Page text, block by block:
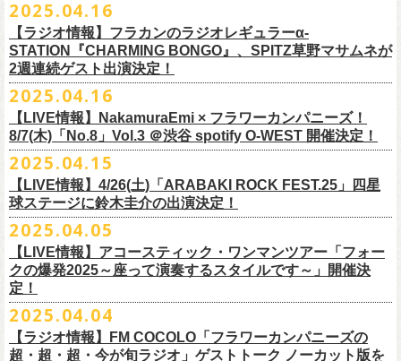
12月13日(土) 盛岡CLUB CHANGE WAVE 16:30/17:00
12月14日(日) 弘前KEEP THE BEAT 15:30/16:00
12月21日(日) 京都磔磔 15:30/16:00
12月22日(月) 京都磔磔 18:30/19:00
2026年
1月17日(土) 長野CLUB JUNK BOX 16:30/17:00
1月18日(日) 千葉LOOK 15:30/16:00
1月24日(土) 高知X-pt. 16:30/17:00
1月25日(日) 広島SECOND CRUTCH 15:30/16:00
1月27日(火) 四日市CLUB CHAOS 18:30/19:00
1月31日(土) 札幌近松 16:30/17:00
2月4日(水) 下北沢シェルター 18:30/19:00
2月14日(土) 大阪バナナホール 16:30/17:00
2月15日(日) 岡山ペパーランド 15:30/16:00
2月21日(土) 別府Copper Ravens 16:30/17:00
2月22日(日) 福岡CB 15:30/16:00
2月24日(火) 豊橋Club KNOT 18:30/19:00
2月28日(土) 新潟GOLDEN PIGGS BLACK 16:30/17:00
い。
・受付終了した場合は当HPでお知らせさせていただくため、受付状況確
認のためのお電話でのお問い合わせは固くお断りいたします。
・イベントチケットの分配、転売、複製、譲渡、偽造行為は一切禁止と
させていただきます。それらの行為が発覚した場合は無効とさせていた
だき、入場をお断りいたします。
・対象商品の営利・転売目的でのご購入は禁止しております。またイベ
ント参加後、フリーマーケットサイト、フリマアプリ、インターネット
オークション等での売買、買取サービスのご利用も固く禁止いたしま
す。
・イベントチケットの再発行はいたしませんのでご注意ください。
・都合により、内容等の変更・イベント中止となる場合がございますの
で予めご了承ください。
・安全面、警備強化の一環と致しまして、ボディチェックを実施させて
いただく場合がきます。ご了承ください。
・当日メディアによる取材が入り、映り込み等がある場合がございま
す。予めご了承ください。
・イベント当日の撮影・録音・録画および、店内での飲食は一切禁止と
・8月3日(日)
会場：広島・福山grandsoulcafe Guns’
時間：Open 15:30 / Start 16:00
チケット料金：前売 ¥5,500（税込／全自由・整理番号付／ドリンク代別
途要）
一般チケット発売日：5月25日(日)
プレイガイド：
イープラス
チケットぴあ
ローチケ
問い合わせ：キャンディー・プロモーション
全公演共通：高校生以下は当日¥2,000キャッシュバック（当日年齢を証
明できるもの（学生証、保険証など）のご提示が必要となります）
今年1月より月１配信しているYouTube番組『月刊フラカン武道館
Part2』、今月5回目のゲストとして、大槻ケンヂ氏の出演が決定！
番組スタート直前スペシャルのvol.0としてスキマスイッチ、第１回目の
ゲストとしてTHE COLLECTORSの加藤ひさしさん(vo)と古市コータロー
さん(g)、第２回目にHump Back、第３回目はスターダスト☆レビューの
根本要さん、そして第４回目は南海キャンディーズの山里亮太さんをを
お招きしお届けしてきた今番組（全回アーカイブ配信中）、第５回目と
なる今回のゲストは、筋肉少女帯や特撮のボーカルで、作家としても活
躍する大槻ケンヂさんを招聘。
常にフラカンを”若手”と評するオーケンさん、2度目の武道館ライブに向
じ取るようにギターを弾く竹安堅一の姿を見ながら、やはり僕は「うた
とは不思議なものだ。演奏という行為は不思議なものだ」と感じた。
高崎CLUB Jammer’sは中央銀座と呼ばれるアーケード街の先端にあるラ
イブハウスで、外観も内装も、昔のアメリカ映画に出てくるバーのよう
なレトロな雰囲気の空間である。開場時間の前から、入り口前にはライ
ブを待つ人だかりができていた。開演時間になり、まずステージ上にグ
レートマエカワ、ミスター小西、竹安堅一が登場。そして少し間を鈴木
圭介が姿を現し、ライブがはじまる。1曲目は『正しい哺乳類』の曲順と
同じく“ ラッコ！ラッコ！ラッコ！”。 エネルギッシュなバンドの演奏
と、それまで会場にたぎっていたソワソワとした熱気がぶつかり、パー
ンッ！と弾けるような盛り上がりでライブは幕を開けた。続けて “アイデ
ンティティ”。《ラッコ ラッコ ラッコ》とか《プカプカプーカ》といった
シンプルな言葉を連呼していた“ ラッコ！ラッコ！ラッコ！”とは打って変
わり、鈴木のボーカルはぼそぼそとした独り言のような落ち着いたトー
ンへ。しかし曲が進むにつれ、徐々に力強さを増していく演奏やコーラ
スに合わせて、観客たちの拳も突き上がっている。さらに“ラー・ブルー
ス”、“アメジスト”へと続く。“アメジスト”の《炊き立てのご飯の湯気の下
丹下京子（たんげ きょうこ）
名古屋生まれ名古屋育ち。愛知県立芸術大学デザイン科卒業。
了。TIS会員。TVCMプランナー兼イラストレーターを20年ほど続け、 そ
の後フリーランスに。雑誌『イラストレーション』（玄光社）
Choice入選 （和田誠選）、『HBファイルコンペ』藤枝リュウジ特別賞、
『 講談社出版文化賞』さしえ賞、『TIS公募展』入選など。新聞、
雑誌、パッケージ、広告、webなど幅広いジャンルで活動中。俳句、落
語、音楽、海外ドラマが好き。
どメッセージを書いて下記アドレス宛てご応募ください。
◎【２回目もみんなでつくろう「フラカンの日本武道館
Part2」
“ポスター＆フライヤー大作戦～日本全国宣伝隊員大募集
～】
※お渡しするポスターのサイズはB3サイズ、フライヤーはB5サイズを予
定しております
募集期間：2025年5月10日(土)〜 在庫がなくなりましましたら募集を終了
させていただきます
応募方法：メールにて、アドレス＜flowerotegami@gmail.com＞宛に以
下をご記入の上、ご応募ください
（上記アドレスからの返信が届くよう、設定のご確認を必ずお願い致し
ます）
＝＝＝＝＝＝＝＝＝＝＝＝＝＝＝＝＝＝
【出演】
ヒライハルキ(The Birthday)
ナガイケジョー(SCOOBIE DO)
ゲスト : グレートマエカワ(フラワーカンパニーズ)
【日程】2025年7月9日(水)
【会場】三軒茶屋GrapeFruitMoon (
【時間】OPEN18:30/START19:15
【料金】
・入場チケット￥3500(+DRINK)
【予約&チケット】
■入場チケット予約URL :https://tiget.net/events/398505
[予約受付開始 : 5/9(金)21:00〜]
☆別途1ドリンクオーダー
☆整理番号順入場
☆お一人様2枚まで
【ご注意】
※お客様へのお願い
近隣は住宅街となっておりますので集合時間直前にご来店ください。
フラワーカンパニーズは7月12日(土)の出演となります。
どうぞお楽しみに！
◎「ADAM at presents ADAM FEST2025 supported by Recruiting
Management」
日時：7月12日(土)7月13日(日) 開場10:30 開演11:30 ※フラワーカンパ
ニーズの出演は7/12のみ
会場：静岡県浜松市浜名湖ガーデンパーク 屋外ステージ
チケット：入場無料
問い合わせ：株式会社ジェイルハウス TEL052-936-6041
その他詳細：
公式サイト： http://www.adamfest.com/
2020年開催した「フラカンの横浜アリーナ」から続く＜フラカンの横浜
ストーリー＞シリーズ、
今年は「〜武道館前の一撃〜」というサブタイトルを付し、
8/24(日)F.A.D YOKOHAMAにて開催することが決定！
9/20(土)「フラカンの日本武道館 Part2 〜超・今が旬〜」まで１ヶ月を切
ったタイミングでのワンマンライブ、どうぞお楽しみに！
◎「横浜ストーリー 〜武道館前の一撃〜」
日時：8月24日(日)Open 15:30 / Start 16:00
会場：神奈川・F.A.D YOKOHAMA
チケット料金：前売 ¥5,200(税込/整理番号付/ドリンク代別途要)
前売￥5,200（税込、ドリンク代別、オールスタンディング）
※高校生以下は当日￥2,000キャッシュバック （当日年齢を証明できるも
の(学生証、保険証など)のご提示が必要となります）
一般発売日:6月29日(日)
ネクストロード 03-5114-7444 (平日14～18時)
7/25(金)〜7/27(日)＠
開催される「SET YOU FREE IN KUSHIRO KIRI FESTIVAL 2025」 に
フラワーカンパニーズの出演が決定！
フラカンは7/26(土)”フラカン武道館応援企画 IN KIRIFES”に出演致しま
す。
◎「SET YOU FREE IN KUSHIRO KIRI FESTIVAL 2025」
日程： 7月26日(土)
会場：北海道釧路市幸町緑地・耐震岸壁 特設ステージ
出演：フラワーカンパニーズ、THE NEAT BEATS、PIGGS
そのほか詳細：KUSHIRO KIRI FESTIVAL公式
HPhttps://www.kushirokirifestiva
◎ムジカジャポニカ19th後の祭スペシャル！『ムジカの渇望2025～うつ
みようこ&Yokoloco Band！2days』
いちにちめ〜8/19(火)
https://t.livepocket.jp/e/musica819
4/25~19時発売
ふつかめ〜8/20(水)
https://t.livepocket.jp/e/musica820
4/25~20時発売
開場 18:30 / 開演 19:30 前売 5000円 / 当日 5500円 （ドリンク代別途）
※着席・自由・立ち見 (整理番号あり)
◎8/18（月）名古屋得三
うつみようこ & YOKOLOCO BAND
[うつみようこ (vo.g)竹安堅一(g)オクノシンヤ(key)
グレートマエカワ(b)クハラカズユキ(ds)]
18:30open 19:30start
予約￥5,000 当日￥5,500
※4/20情報公開・予約開始
大阪千日前ユニバースにてジャンピング乾杯トークショー開催！
ライブ演奏はまったくありません。
今年結成20周年を迎えるThe Birthdayがクラブクアトロ4会場を廻るツア
ー『Quattro×Quattro Tour’25』を開催、
9/10(水)＠名古屋CLUB QUATTRO公演にフラワーカンパニーズの出演が
決定しました！
一般発売に先がけ、チケットオフィシャル先行受付が本日よりスター
お見逃しなく！！
◎The Birthday (クハラカズユキ, ヒライハルキ, フジイケンジ)
『Quattro×Quattro Tour’25』
日時：2025年9月10日（水）Open 18:00 / Start 19:00
また、ラバーバンドの新色「パープル × ブルー」も登場！
4/19(土)「正しい哺乳類ツアー2025」＠広島CLUB QUATTRO 公演より販
売開始いたします。
2025.04.16
【ラジオ情報】フラカンのラジオレギュラーα-
STATION『CHARMING BONGO』、SPITZ草野マサムネが
2週連続ゲスト出演決定！
2025.04.16
【LIVE情報】NakamuraEmi × フラワーカンパニーズ！
8/7(木)「No.8」Vol.3 ＠渋谷 spotify O-WEST 開催決定！
2025.04.15
【LIVE情報】4/26(土)「ARABAKI ROCK FEST.25」四星
球ステージに鈴木圭介の出演決定！
2025.04.05
【LIVE情報】アコースティック・ワンマンツアー「フォー
クの爆発2025～座って演奏するスタイルです～」開催決
定！
2025.04.04
【ラジオ情報】FM COCOLO「フラワーカンパニーズの
超・超・超・今が旬ラジオ」ゲストトーク ノーカット版を